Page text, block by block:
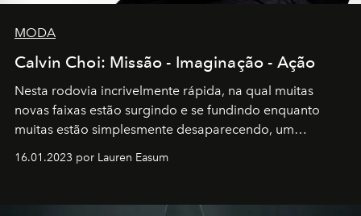
MODA
Calvin Choi: Missão - Imaginação - Ação
Nesta rodovia incrivelmente rápida, na qual muitas
novas faixas estão surgindo e se fundindo enquanto
muitas estão simplesmente desaparecendo, um
transportador AMTD abrindo caminho para muitos
por propósitos, com um claro senso de missão na vida e
16.01.2023 por Lauren Easum